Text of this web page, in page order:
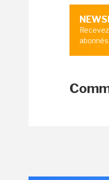
abonnés